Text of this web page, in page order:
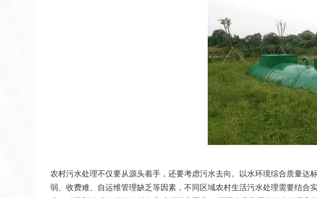
农村污水处理不仅要从源头着手，还要考虑污水去向。以水环境综合质量达
弱、收费难、自运维管理缺乏等因素，不同区域农村生活污水处理需要结